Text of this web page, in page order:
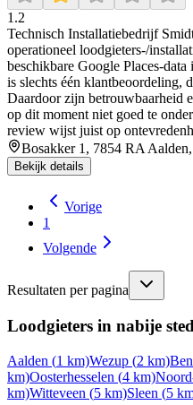
1.2
Technisch Installatiebedrijf
operationeel loodgieters-/
beschikbare Google Places-
is slechts één klantbeoordeling,
Daardoor zijn betrouwbaarheid
op dit moment niet goed te
review wijst juist op
Bosakker 1, 7854 RA
Bekijk details
Vorige
1
Volgende
Resultaten per pagina
Loodgieters in nabije
Aalden (1 km)Wezup (2 km)
km)Oosterhesselen (4 km)
km)Witteveen (5 km)Sleen (5